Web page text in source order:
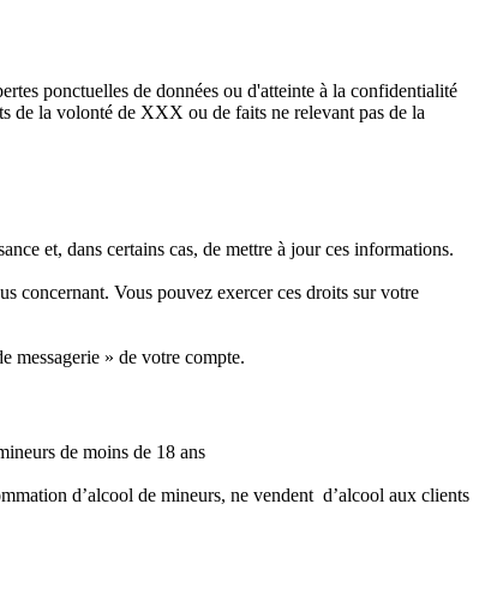
ponctuelles de données ou d'atteinte à la confidentialité
de la volonté de XXX ou de faits ne relevant pas de la
et, dans certains cas, de mettre à jour ces informations.
concernant. Vous pouvez exercer ces droits sur votre
messagerie » de votre compte.
de moins de 18 ans
d’alcool de mineurs, ne vendent d’alcool aux clients